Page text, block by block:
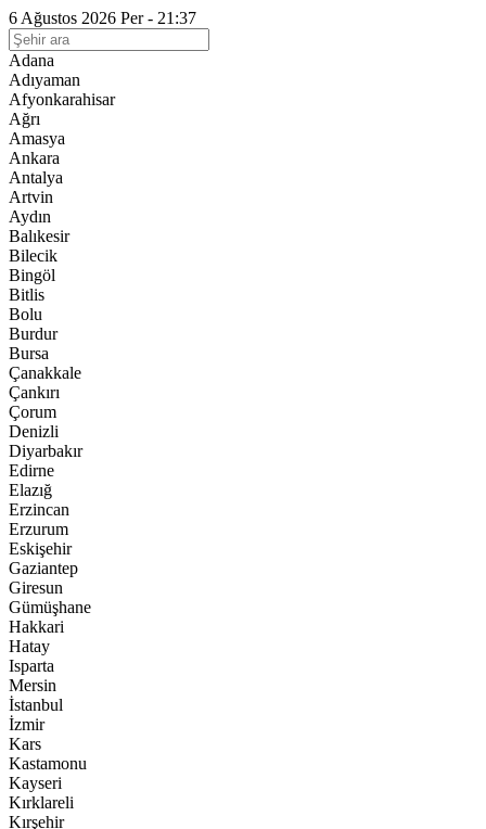
6 Ağustos 2026 Per - 21:37
Adana
Adıyaman
Afyonkarahisar
Ağrı
Amasya
Ankara
Antalya
Artvin
Aydın
Balıkesir
Bilecik
Bingöl
Bitlis
Bolu
Burdur
Bursa
Çanakkale
Çankırı
Çorum
Denizli
Diyarbakır
Edirne
Elazığ
Erzincan
Erzurum
Eskişehir
Gaziantep
Giresun
Gümüşhane
Hakkari
Hatay
Isparta
Mersin
İstanbul
İzmir
Kars
Kastamonu
Kayseri
Kırklareli
Kırşehir